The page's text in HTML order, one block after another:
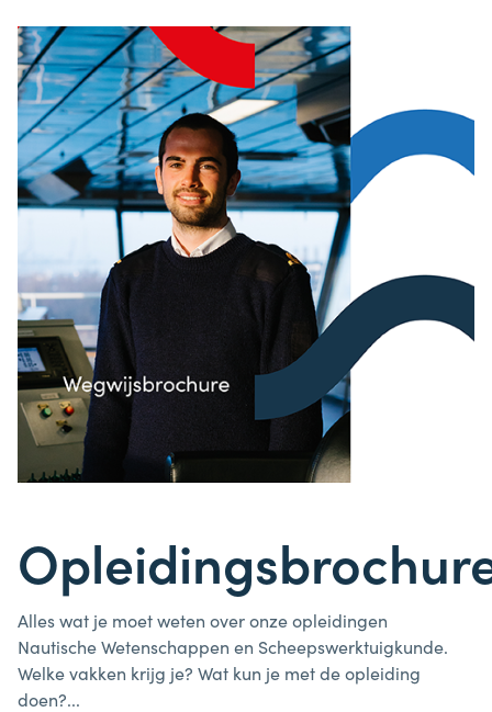
Alles wat je moet weten over onze opleidingen
Nautische Wetenschappen en Scheepswerktuigkunde.
Welke vakken krijg je? Wat kun je met de opleiding
doen?...